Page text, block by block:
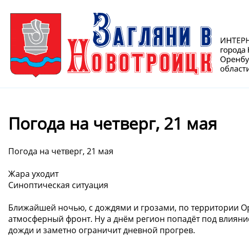
Погода на четверг, 21 мая
Погода на четверг, 21 мая
Жара уходит
Синоптическая ситуация
Ближайшей ночью, с дождями и грозами, по территории
атмосферный фронт. Ну а днём регион попадёт под
дожди и заметно ограничит дневной прогрев.